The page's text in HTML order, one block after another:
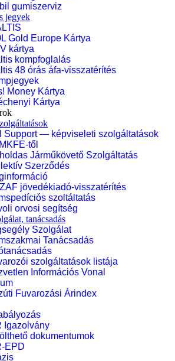
gumiszerviz
jegyek
Gold Europe Kártya
kártya
kompfoglalás
48 órás áfa-visszatérítés
Money Kártya
Kártya
Support — képviseleti szolgáltatások
től
Járműkövető Szolgáltatás
Szerződés
jövedékiadó-visszatérítés
szoltáltatás
orvosi segítség
tanácsadás
Szolgálat
Tanácsadás
szolgáltatások listája
Információs Vonal
Fuvarozási Árindex
Igazolvány
dokumentumok
EPD